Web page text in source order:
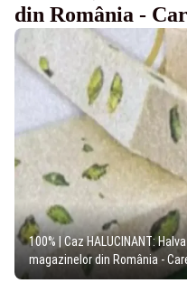
din România -
100% | Caz HALUCINANT:
magazinelor din România -